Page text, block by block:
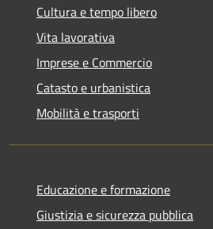
Cultura e tempo libero
Vita lavorativa
Imprese e Commercio
Catasto e urbanistica
Mobilità e trasporti
Educazione e formazione
Giustizia e sicurezza pubblica